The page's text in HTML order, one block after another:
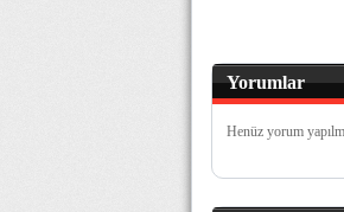
Yorumlar
Henüz yorum